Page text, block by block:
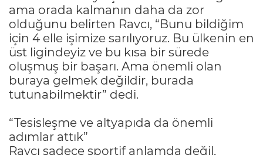
ama orada kalmanın daha da zor
olduğunu belirten Ravcı, “Bunu bildiğim
için 4 elle işimize sarılıyoruz. Bu ülkenin en
üst ligindeyiz ve bu kısa bir sürede
oluşmuş bir başarı. Ama önemli olan
buraya gelmek değildir, burada
tutunabilmektir” dedi.
“Tesisleşme ve altyapıda da önemli
adımlar attık”
Ravcı sadece sportif anlamda değil,